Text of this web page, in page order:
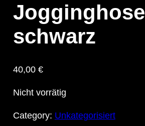
Jogginghose
schwarz
40,00 €
Nicht vorrätig
Category: Unkategorisiert